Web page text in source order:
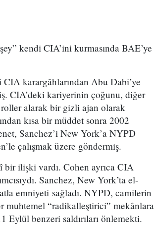
kendi CIA’ini kurmasında BAE’ye
karargâhlarından Abu Dabi’ye
CIA’deki kariyerinin çoğunu, diğer
alarak bir gizli ajan olarak
kısa bir müddet sonra 2002
Sanchez’i New York’a NYPD
çalışmak üzere göndermiş.
ilişki vardı. Cohen ayrıca CIA
Sanchez, New York’ta el-
emniyeti sağladı. NYPD, camilerin
muhtemel “radikalleştirici” mekânlara
Eylül benzeri saldırıları önlemekti.